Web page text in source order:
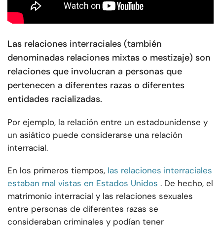
Las relaciones interraciales (también
denominadas relaciones mixtas o mestizaje) son
relaciones que involucran a personas que
pertenecen a diferentes razas o diferentes
entidades racializadas.
Por ejemplo, la relación entre un estadounidense y
un asiático puede considerarse una relación
interracial.
En los primeros tiempos, las relaciones interraciales
estaban mal vistas en Estados Unidos . De hecho, el
matrimonio interracial y las relaciones sexuales
entre personas de diferentes razas se
consideraban criminales y podían tener